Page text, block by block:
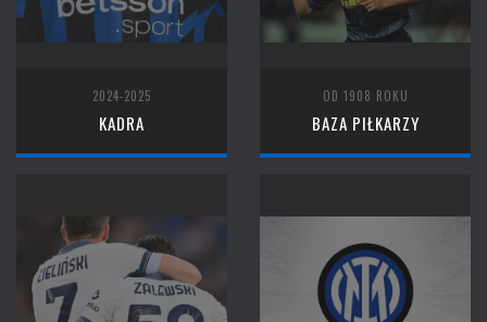
2024-2025
KADRA
OD 1908 ROKU
BAZA PIŁKARZY